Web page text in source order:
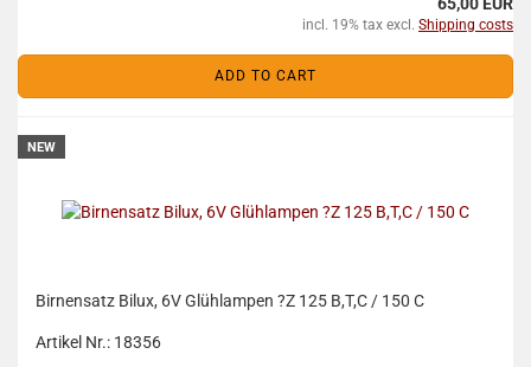
incl. 19% tax excl. Shipping costs
ADD TO CART
NEW
Birnensatz Bilux, 6V Glühlampen ?Z 125 B,T,C / 150 C
Artikel Nr.: 18356